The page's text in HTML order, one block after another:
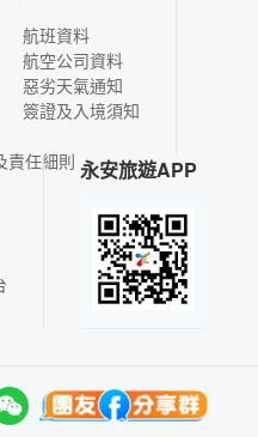
航班資料
航空公司資料
惡劣天氣通知
簽證及入境須知
責任細則 永安旅遊APP